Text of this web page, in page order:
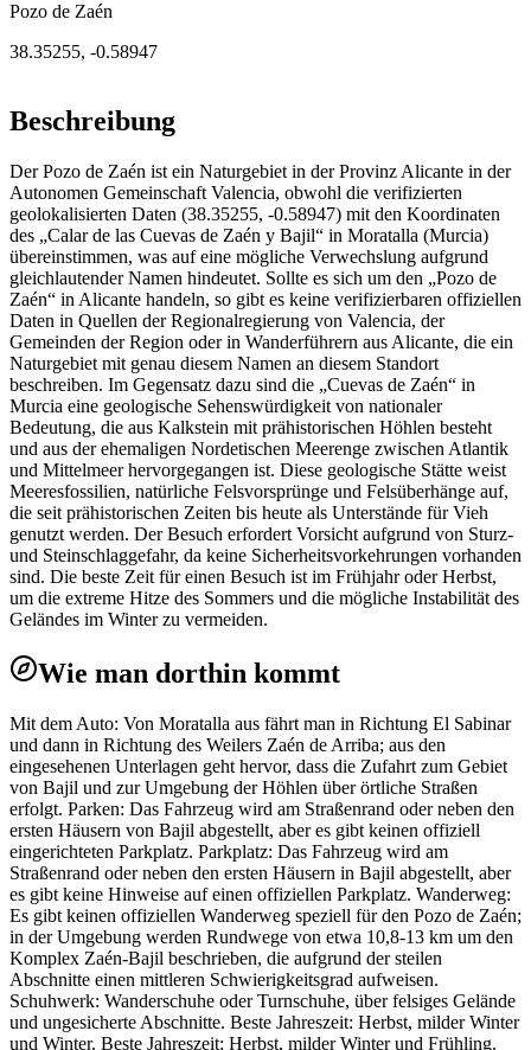
Pozo de Zaén
38.35255, -0.58947
Beschreibung
Der Pozo de Zaén ist ein Naturgebiet in der Provinz Alicante in der
Autonomen Gemeinschaft Valencia, obwohl die verifizierten
geolokalisierten Daten (38.35255, -0.58947) mit den Koordinaten
des „Calar de las Cuevas de Zaén y Bajil“ in Moratalla (Murcia)
übereinstimmen, was auf eine mögliche Verwechslung aufgrund
gleichlautender Namen hindeutet. Sollte es sich um den „Pozo de
Zaén“ in Alicante handeln, so gibt es keine verifizierbaren offiziellen
Daten in Quellen der Regionalregierung von Valencia, der
Gemeinden der Region oder in Wanderführern aus Alicante, die ein
Naturgebiet mit genau diesem Namen an diesem Standort
beschreiben. Im Gegensatz dazu sind die „Cuevas de Zaén“ in
Murcia eine geologische Sehenswürdigkeit von nationaler
Bedeutung, die aus Kalkstein mit prähistorischen Höhlen besteht
und aus der ehemaligen Nordetischen Meerenge zwischen Atlantik
und Mittelmeer hervorgegangen ist. Diese geologische Stätte weist
Meeresfossilien, natürliche Felsvorsprünge und Felsüberhänge auf,
die seit prähistorischen Zeiten bis heute als Unterstände für Vieh
genutzt werden. Der Besuch erfordert Vorsicht aufgrund von Sturz-
und Steinschlaggefahr, da keine Sicherheitsvorkehrungen vorhanden
sind. Die beste Zeit für einen Besuch ist im Frühjahr oder Herbst,
um die extreme Hitze des Sommers und die mögliche Instabilität des
Geländes im Winter zu vermeiden.
Wie man dorthin kommt
Mit dem Auto: Von Moratalla aus fährt man in Richtung El Sabinar
und dann in Richtung des Weilers Zaén de Arriba; aus den
eingesehenen Unterlagen geht hervor, dass die Zufahrt zum Gebiet
von Bajil und zur Umgebung der Höhlen über örtliche Straßen
erfolgt. Parken: Das Fahrzeug wird am Straßenrand oder neben den
ersten Häusern von Bajil abgestellt, aber es gibt keinen offiziell
eingerichteten Parkplatz. Parkplatz: Das Fahrzeug wird am
Straßenrand oder neben den ersten Häusern in Bajil abgestellt, aber
es gibt keine Hinweise auf einen offiziellen Parkplatz. Wanderweg:
Es gibt keinen offiziellen Wanderweg speziell für den Pozo de Zaén;
in der Umgebung werden Rundwege von etwa 10,8-13 km um den
Komplex Zaén-Bajil beschrieben, die aufgrund der steilen
Abschnitte einen mittleren Schwierigkeitsgrad aufweisen.
Schuhwerk: Wanderschuhe oder Turnschuhe, über felsiges Gelände
und ungesicherte Abschnitte. Beste Jahreszeit: Herbst, milder Winter
und Winter. Beste Jahreszeit: Herbst, milder Winter und Frühling.